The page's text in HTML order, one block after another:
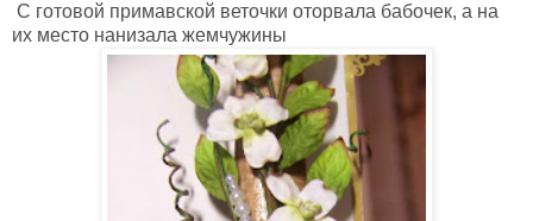
С готовой примавской веточки оторвала бабочек, а на
их место нанизала жемчужины